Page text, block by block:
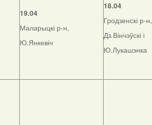
19.04
Маларыцкі р-н,
Ю.Янкевіч
18.04
Гродзенскі р-н,
Дз.Вінчэўскі і
Ю.Лукашэнка